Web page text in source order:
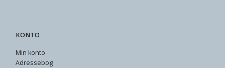
KONTO
Min konto
Adressebog